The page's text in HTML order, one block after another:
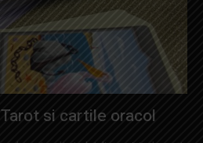
si cartile oracol